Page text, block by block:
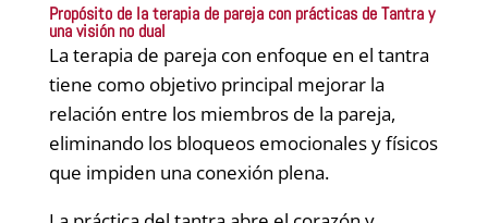
Propósito de la terapia de pareja con prácticas de Tantra y
una visión no dual
La terapia de pareja con enfoque en el tantra
tiene como objetivo principal mejorar la
relación entre los miembros de la pareja,
eliminando los bloqueos emocionales y físicos
que impiden una conexión plena.